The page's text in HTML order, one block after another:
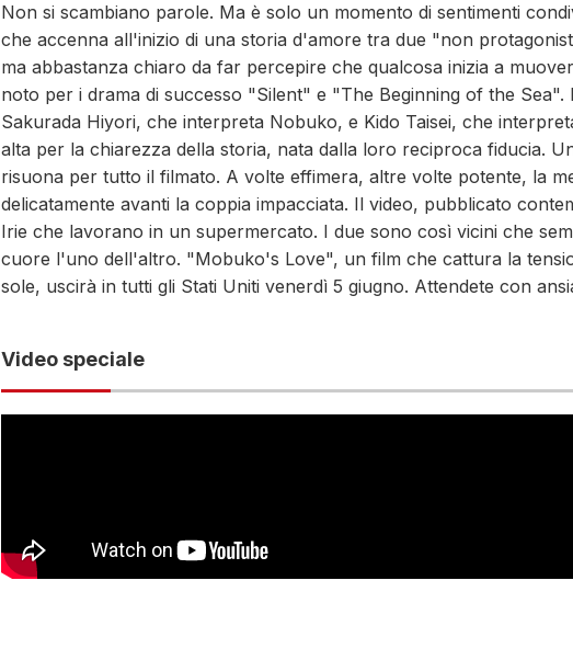
Non si scambiano parole. Ma è solo un momento di sentimenti
che accenna all'inizio di una storia d'amore tra due "non
ma abbastanza chiaro da far percepire che qualcosa inizia a
noto per i drama di successo "Silent" e "The Beginning of the
Sakurada Hiyori, che interpreta Nobuko, e Kido Taisei, che
alta per la chiarezza della storia, nata dalla loro reciproca fiducia.
risuona per tutto il filmato. A volte effimera, altre volte potente, la
delicatamente avanti la coppia impacciata. Il video, pubblicato
Irie che lavorano in un supermercato. I due sono così vicini che
cuore l'uno dell'altro. "Mobuko's Love", un film che cattura la
sole, uscirà in tutti gli Stati Uniti venerdì 5 giugno. Attendete con
Video speciale